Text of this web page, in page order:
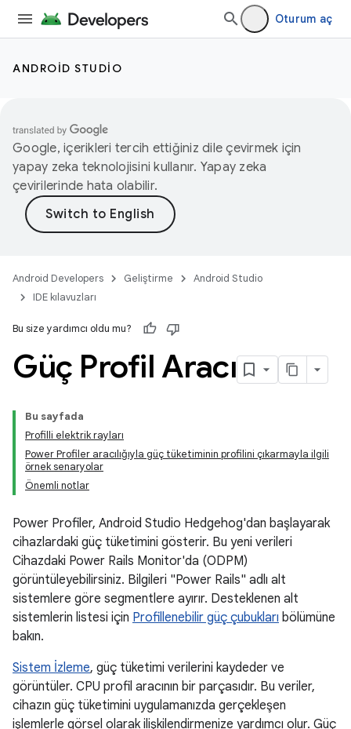
Oturum aç
ANDROID STUDIO
Google, içerikleri tercih ettiğiniz dile çevirmek için
yapay zeka teknolojisini kullanır. Yapay zeka
çevirilerinde hata olabilir.
Android Developers Geliştirme
Android Studio
IDE kılavuzları
Bu size yardımcı oldu mu?
Güç Profil Aracı
Bu sayfada
Profilli elektrik rayları
Power Profiler aracılığıyla güç tüketiminin profilini çıkarmayla ilgili
örnek senaryolar
Önemli notlar
Power Profiler, Android Studio Hedgehog'dan başlayarak
cihazlardaki güç tüketimini gösterir. Bu yeni verileri
Cihazdaki Power Rails Monitor'da (ODPM)
görüntüleyebilirsiniz. Bilgileri "Power Rails" adlı alt
sistemlere göre segmentlere ayırır. Desteklenen alt
sistemlerin listesi için Profillenebilir güç çubukları bölümüne
bakın.
Sistem İzleme, güç tüketimi verilerini kaydeder ve
görüntüler. CPU profil aracının bir parçasıdır. Bu veriler,
cihazın güç tüketimini uygulamanızda gerçekleşen
işlemlerle görsel olarak ilişkilendirmenize yardımcı olur. Güç